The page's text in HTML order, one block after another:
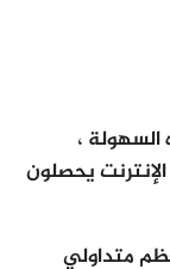
السهولة ،
يحصلون
متداولي